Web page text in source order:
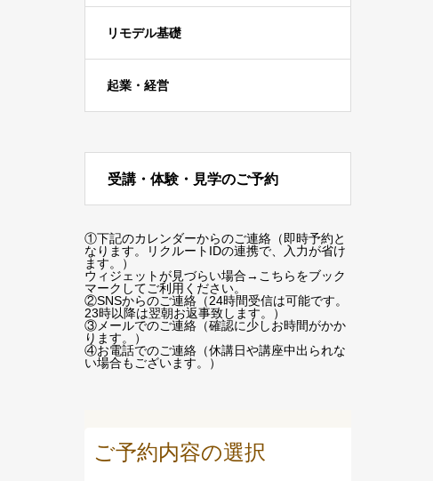
リモデル基礎
起業・経営
受講・体験・見学のご予約
①下記のカレンダーからのご連絡（即時予約と
なります。リクルートIDの連携で、入力が省け
ます。）
ウィジェットが見づらい場合→こちらをブック
マーク してご利用ください。
②SNSからのご連絡（24時間受信は可能です。
23時以降は翌朝お返事致します。）
③メールでのご連絡（確認に少しお時間がかか
ります。）
④お電話でのご連絡（休講日や講座中出られな
い場合もございます。）